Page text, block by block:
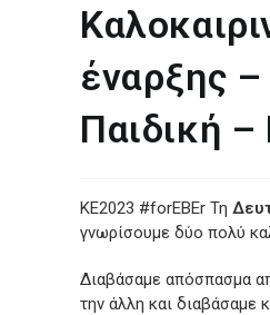
έναρξης
Παιδική
KE2023 #forEBEr Τη
γνωρίσουμε δύο πολύ
Διαβάσαμε απόσπασμα
την άλλη και διαβάσαμε